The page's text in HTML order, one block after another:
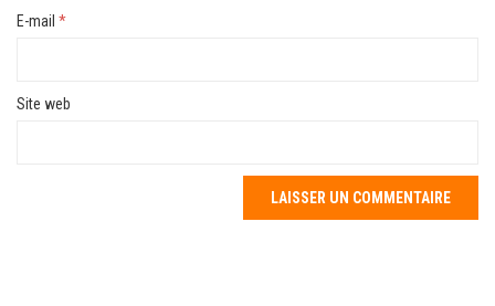
E-mail *
Site web